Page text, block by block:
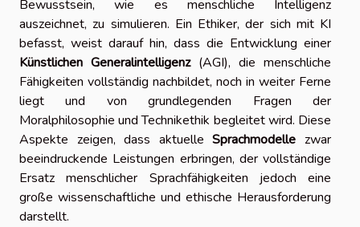
Bewusstsein, wie es menschliche Intelligenz
auszeichnet, zu simulieren. Ein Ethiker, der sich mit KI
befasst, weist darauf hin, dass die Entwicklung einer
Künstlichen Generalintelligenz(AGI), die menschliche
Fähigkeiten vollständig nachbildet, noch in weiter Ferne
liegt und von grundlegenden Fragen der
Moralphilosophie und Technikethik begleitet wird. Diese
Aspekte zeigen, dass aktuelleSprachmodelle zwar
beeindruckende Leistungen erbringen, der vollständige
Ersatz menschlicher Sprachfähigkeiten jedoch eine
große wissenschaftliche und ethische Herausforderung
darstellt.